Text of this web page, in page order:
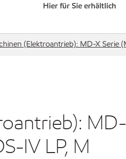
Hier für Sie erhältlich
(Elektroantrieb): MD-X Serie
IV LP, M